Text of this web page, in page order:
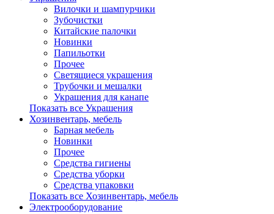
Вилочки и шампурчики
Зубочистки
Китайские палочки
Новинки
Папильотки
Прочее
Светящиеся украшения
Трубочки и мешалки
Украшения для канапе
Показать все Украшения
Хозинвентарь, мебель
Барная мебель
Новинки
Прочее
Средства гигиены
Средства уборки
Средства упаковки
Показать все Хозинвентарь, мебель
Электрооборудование